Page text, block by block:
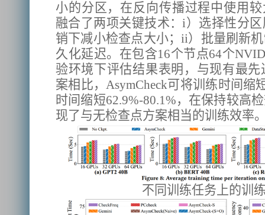
小的分区，在反向传播过程中使用较
融合了两项关键技术：i）选择性分
销下减小检查点大小；ii）批量刷新
久化延迟。在包含16个节点64个
验环境下评估结果表明，与现有最
案相比，AsymCheck可将训练时间缩
时间缩短62.9%-80.1%，在保持较高
现了与无检查点方案相当的训练效率
不同训练任务上的训